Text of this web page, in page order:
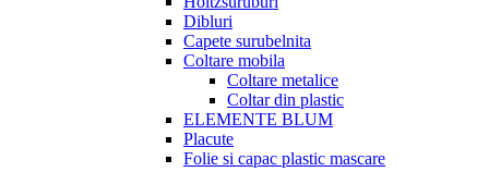
Dibluri
Capete surubelnita
Coltare mobila
Coltare metalice
Coltar din plastic
ELEMENTE BLUM
Placute
Folie si capac plastic mascare